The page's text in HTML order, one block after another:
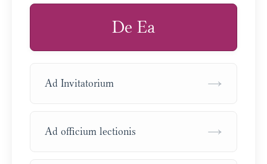
De Ea
Ad Invitatorium →
Ad officium lectionis →